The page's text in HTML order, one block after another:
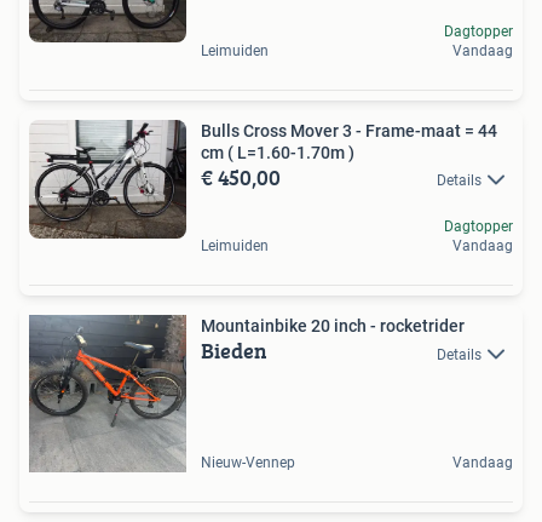
Leimuiden
Dagtopper
Vandaag
Bulls Cross Mover 3 - Frame-maat = 44
cm ( L=1.60-1.70m )
€ 450,00 Details
Leimuiden
Dagtopper
Vandaag
Mountainbike 20 inch - rocketrider
Bieden Details
Nieuw-Vennep Vandaag